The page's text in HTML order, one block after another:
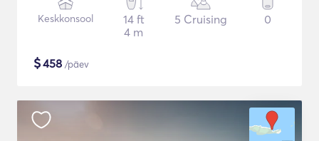
Keskkonsool
14 ft
4 m
5 Cruising 0
$458 /päev